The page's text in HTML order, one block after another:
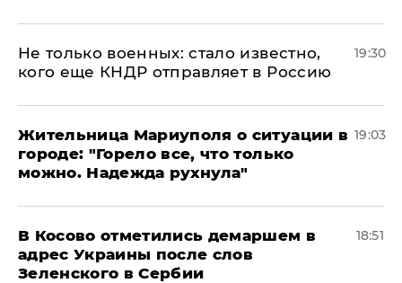
Не только военных: стало известно,
кого еще КНДР отправляет в Россию
19:30
Жительница Мариуполя о ситуации в
городе: "Горело все, что только
можно. Надежда рухнула"
19:03
В Косово отметились демаршем в
адрес Украины после слов
Зеленского в Сербии
18:51